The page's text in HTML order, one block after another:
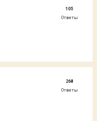
105
Ответы
268
Ответы